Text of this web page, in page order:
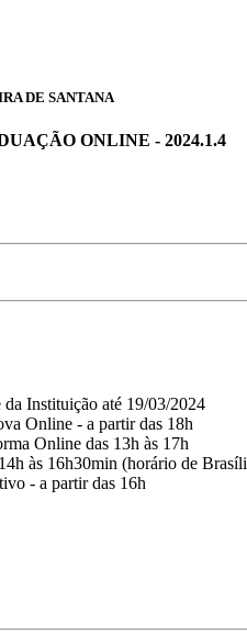
DE SANTANA
ONLINE - 2024.1.4
Instituição até 19/03/2024
Online - a partir das 18h
Online das 13h às 17h
às 16h30min (horário de
- a partir das 16h